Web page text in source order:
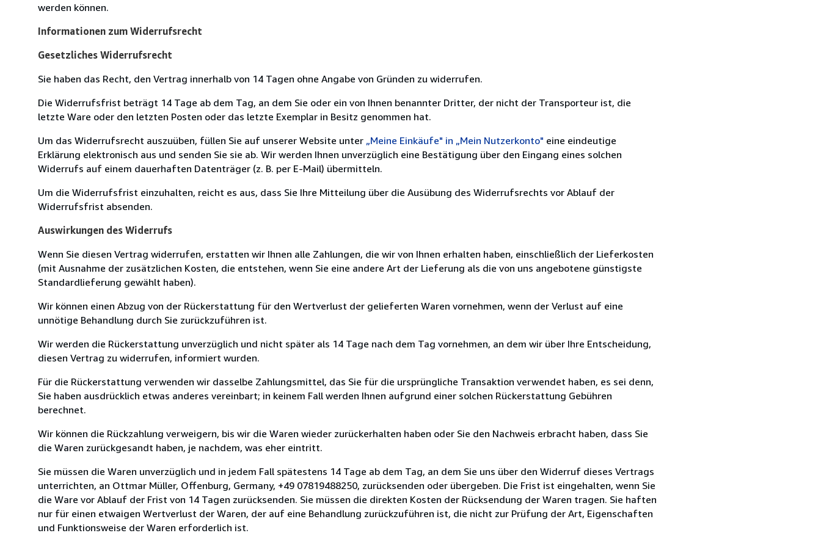
werden können.
Informationen zum Widerrufsrecht
Gesetzliches Widerrufsrecht
Sie haben das Recht, den Vertrag innerhalb von 14 Tagen ohne Angabe von Gründen zu widerrufen.
Die Widerrufsfrist beträgt 14 Tage ab dem Tag, an dem Sie oder ein von Ihnen benannter Dritter, der nicht der Transporteur ist, die
letzte Ware oder den letzten Posten oder das letzte Exemplar in Besitz genommen hat.
Um das Widerrufsrecht auszuüben, füllen Sie auf unserer Website unter „Meine Einkäufe" in „Mein Nutzerkonto" eine eindeutige
Erklärung elektronisch aus und senden Sie sie ab. Wir werden Ihnen unverzüglich eine Bestätigung über den Eingang eines solchen
Widerrufs auf einem dauerhaften Datenträger (z. B. per E-Mail) übermitteln.
Um die Widerrufsfrist einzuhalten, reicht es aus, dass Sie Ihre Mitteilung über die Ausübung des Widerrufsrechts vor Ablauf der
Widerrufsfrist absenden.
Auswirkungen des Widerrufs
Wenn Sie diesen Vertrag widerrufen, erstatten wir Ihnen alle Zahlungen, die wir von Ihnen erhalten haben, einschließlich der Lieferkosten
(mit Ausnahme der zusätzlichen Kosten, die entstehen, wenn Sie eine andere Art der Lieferung als die von uns angebotene günstigste
Standardlieferung gewählt haben).
Wir können einen Abzug von der Rückerstattung für den Wertverlust der gelieferten Waren vornehmen, wenn der Verlust auf eine
unnötige Behandlung durch Sie zurückzuführen ist.
Wir werden die Rückerstattung unverzüglich und nicht später als 14 Tage nach dem Tag vornehmen, an dem wir über Ihre Entscheidung,
diesen Vertrag zu widerrufen, informiert wurden.
Für die Rückerstattung verwenden wir dasselbe Zahlungsmittel, das Sie für die ursprüngliche Transaktion verwendet haben, es sei denn,
Sie haben ausdrücklich etwas anderes vereinbart; in keinem Fall werden Ihnen aufgrund einer solchen Rückerstattung Gebühren
berechnet.
Wir können die Rückzahlung verweigern, bis wir die Waren wieder zurückerhalten haben oder Sie den Nachweis erbracht haben, dass Sie
die Waren zurückgesandt haben, je nachdem, was eher eintritt.
Sie müssen die Waren unverzüglich und in jedem Fall spätestens 14 Tage ab dem Tag, an dem Sie uns über den Widerruf dieses Vertrags
unterrichten, an Ottmar Müller, Offenburg, Germany, +49 07819488250, zurücksenden oder übergeben. Die Frist ist eingehalten, wenn Sie
die Ware vor Ablauf der Frist von 14 Tagen zurücksenden. Sie müssen die direkten Kosten der Rücksendung der Waren tragen. Sie haften
nur für einen etwaigen Wertverlust der Waren, der auf eine Behandlung zurückzuführen ist, die nicht zur Prüfung der Art, Eigenschaften
und Funktionsweise der Waren erforderlich ist.